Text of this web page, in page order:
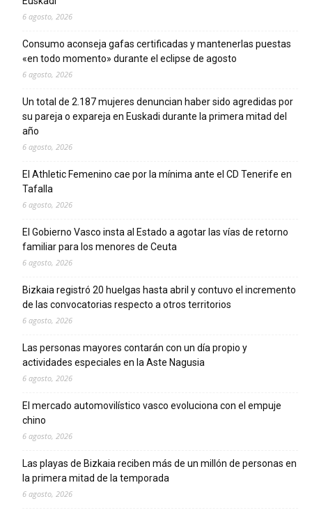
6 agosto, 2026
Consumo aconseja gafas certificadas y mantenerlas puestas
«en todo momento» durante el eclipse de agosto
6 agosto, 2026
Un total de 2.187 mujeres denuncian haber sido agredidas por
su pareja o expareja en Euskadi durante la primera mitad del
año
6 agosto, 2026
El Athletic Femenino cae por la mínima ante el CD Tenerife en
Tafalla
6 agosto, 2026
El Gobierno Vasco insta al Estado a agotar las vías de retorno
familiar para los menores de Ceuta
6 agosto, 2026
Bizkaia registró 20 huelgas hasta abril y contuvo el incremento
de las convocatorias respecto a otros territorios
6 agosto, 2026
Las personas mayores contarán con un día propio y
actividades especiales en la Aste Nagusia
6 agosto, 2026
El mercado automovilístico vasco evoluciona con el empuje
chino
6 agosto, 2026
Las playas de Bizkaia reciben más de un millón de personas en
la primera mitad de la temporada
6 agosto, 2026